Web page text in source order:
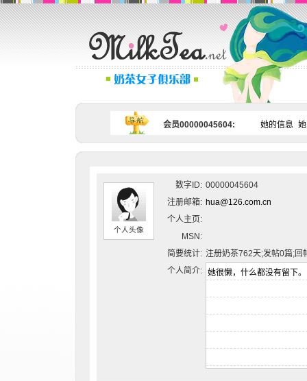
会员00000045604: 她的信息
个人头像
数字ID: 00000045604
注册邮箱: hua@126.com.cn
个人主页:
MSN:
简要统计: 注册奶茶762天;发帖0篇;回
个人简介: